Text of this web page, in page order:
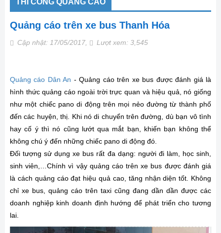
THI CÔNG QUẢNG CÁO
Quảng cáo trên xe bus Thanh Hóa
Cập nhật: 17/05/2017, Lượt xem: 3,545
Quảng cáo Dân An - Quảng cáo trên xe bus được đánh giá là
hình thức quảng cáo ngoài trời trực quan và hiệu quả, nó giống
như một chiếc pano di động trên mọi nẻo đường từ thành phố
đến các huyện, thị. Khi nó di chuyển trên đường, dù bạn vô tình
hay cố ý thì nó cũng lướt qua mắt bạn, khiến bạn không thể
không chú ý đến những chiếc pano di động đó.
Đối tượng sử dụng xe bus rất đa dạng: người đi làm, học sinh,
sinh viên,…Chính vì vậy quảng cáo trên xe bus được đánh giá
là cách quảng cáo đạt hiệu quả cao, tăng nhận diện tốt. Không
chỉ xe bus, quảng cáo trên taxi cũng đang dần dần được các
doanh nghiệp kinh doanh định hướng để phát triển cho tương
lai.